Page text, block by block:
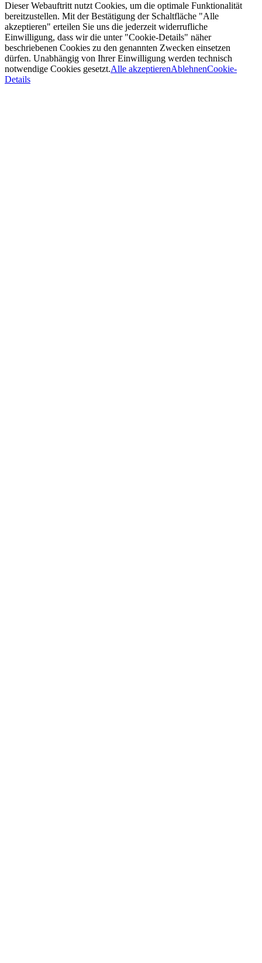
Dieser Webauftritt nutzt Cookies, um die optimale Funktionalität
bereitzustellen. Mit der Bestätigung der Schaltfläche "Alle
akzeptieren" erteilen Sie uns die jederzeit widerrufliche
Einwilligung, dass wir die unter "Cookie-Details" näher
beschriebenen Cookies zu den genannten Zwecken einsetzen
dürfen. Unabhängig von Ihrer Einwilligung werden technisch
notwendige Cookies gesetzt.Alle akzeptierenAblehnenCookie-
Details